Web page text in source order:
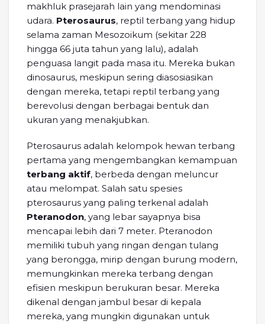
makhluk prasejarah lain yang mendominasi
udara. Pterosaurus, reptil terbang yang hidup
selama zaman Mesozoikum (sekitar 228
hingga 66 juta tahun yang lalu), adalah
penguasa langit pada masa itu. Mereka bukan
dinosaurus, meskipun sering diasosiasikan
dengan mereka, tetapi reptil terbang yang
berevolusi dengan berbagai bentuk dan
ukuran yang menakjubkan.
Pterosaurus adalah kelompok hewan terbang
pertama yang mengembangkan kemampuan
terbang aktif, berbeda dengan meluncur
atau melompat. Salah satu spesies
pterosaurus yang paling terkenal adalah
Pteranodon, yang lebar sayapnya bisa
mencapai lebih dari 7 meter. Pteranodon
memiliki tubuh yang ringan dengan tulang
yang berongga, mirip dengan burung modern,
memungkinkan mereka terbang dengan
efisien meskipun berukuran besar. Mereka
dikenal dengan jambul besar di kepala
mereka, yang mungkin digunakan untuk